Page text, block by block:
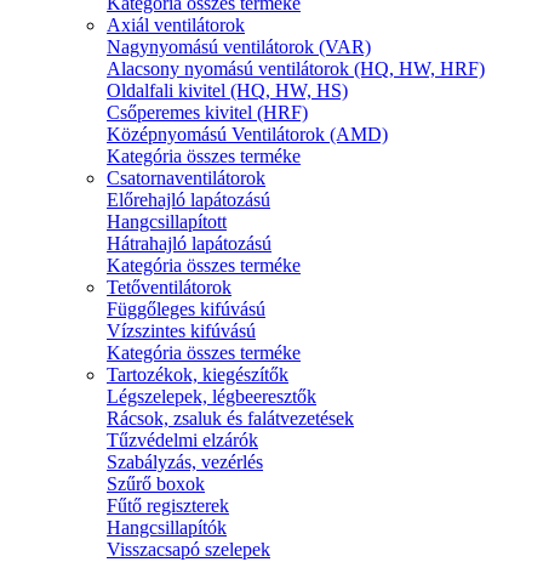
Axiál ventilátorok
Nagynyomású ventilátorok (VAR)
Alacsony nyomású ventilátorok (HQ, HW, HRF)
Oldalfali kivitel (HQ, HW, HS)
Csőperemes kivitel (HRF)
Középnyomású Ventilátorok (AMD)
Kategória összes terméke
Csatornaventilátorok
Előrehajló lapátozású
Hangcsillapított
Hátrahajló lapátozású
Kategória összes terméke
Tetőventilátorok
Függőleges kifúvású
Vízszintes kifúvású
Kategória összes terméke
Tartozékok, kiegészítők
Légszelepek, légbeeresztők
Rácsok, zsaluk és falátvezetések
Tűzvédelmi elzárók
Szabályzás, vezérlés
Szűrő boxok
Fűtő regiszterek
Hangcsillapítók
Visszacsapó szelepek